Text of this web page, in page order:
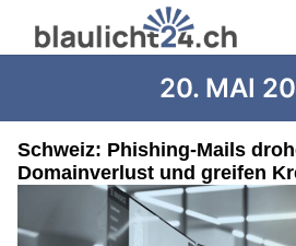
20. MAI
Schweiz: Phishing-Mails
Domainverlust und greifen